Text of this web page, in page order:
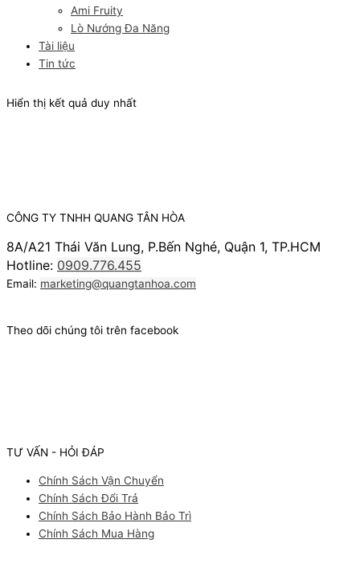
Ami Fruity
Lò Nướng Đa Năng
Tài liệu
Tin tức
Hiển thị kết quả duy nhất
CÔNG TY TNHH QUANG TÂN HÒA
8A/A21 Thái Văn Lung, P.Bến Nghé, Quận 1, TP.HCM
Hotline: 0909.776.455
Email: marketing@quangtanhoa.com
Theo dõi chúng tôi trên facebook
TƯ VẤN - HỎI ĐÁP
Chính Sách Vận Chuyển
Chính Sách Đổi Trả
Chính Sách Bảo Hành Bảo Trì
Chính Sách Mua Hàng